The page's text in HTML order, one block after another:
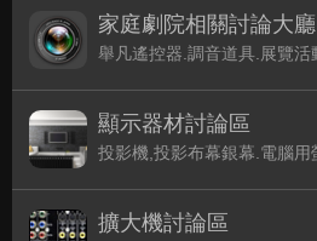
家庭劇院相關討論大廳
顯示器材討論區
擴大機討論區